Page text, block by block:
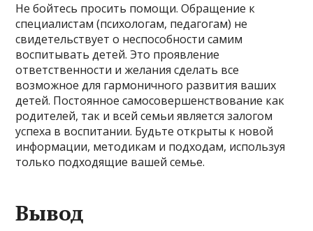
Не бойтесь просить помощи. Обращение к
специалистам (психологам, педагогам) не
свидетельствует о неспособности самим
воспитывать детей. Это проявление
ответственности и желания сделать все
возможное для гармоничного развития ваших
детей. Постоянное самосовершенствование как
родителей, так и всей семьи является залогом
успеха в воспитании. Будьте открыты к новой
информации, методикам и подходам, используя
только подходящие вашей семье.
Вывод